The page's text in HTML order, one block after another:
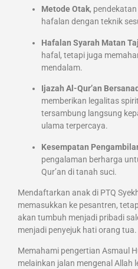
Metode Otak,
hafalan dengan teknik
Hafalan Syarah Matan
hafal, tetapi juga
mendalam.
Ijazah Al-Qur’an
memberikan legalitas
tersambung langsung
ulama terpercaya.
Kesempatan
pengalaman berharga
Qur’an di tanah suci.
Mendaftarkan anak di PTQ
memasukkan ke pesantren,
akan tumbuh menjadi pribadi
menjadi penyejuk hati orang tua.
Memahami pengertian Asmaul
melainkan jalan mengenal Allah